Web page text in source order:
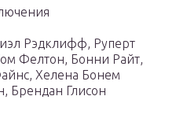
Рэдклифф, Руперт
Фелтон, Бонни Райт,
Хелена Бонем
Брендан Глисон